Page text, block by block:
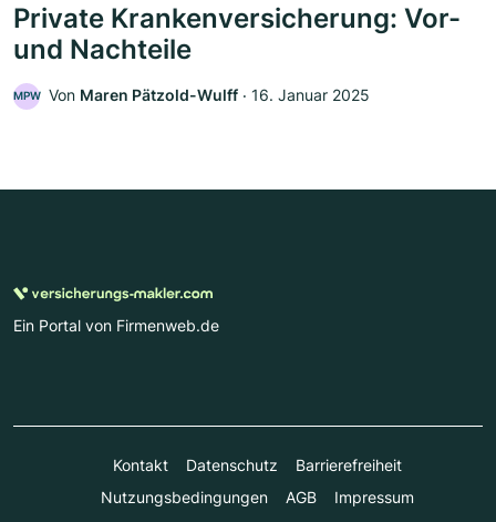
Private Krankenversicherung: Vor-
und Nachteile
MPW Von Maren Pätzold-Wulff ‧ 16. Januar 2025
Ein Portal von Firmenweb.de
Kontakt Datenschutz
Barrierefreiheit
Nutzungsbedingungen
AGB Impressum